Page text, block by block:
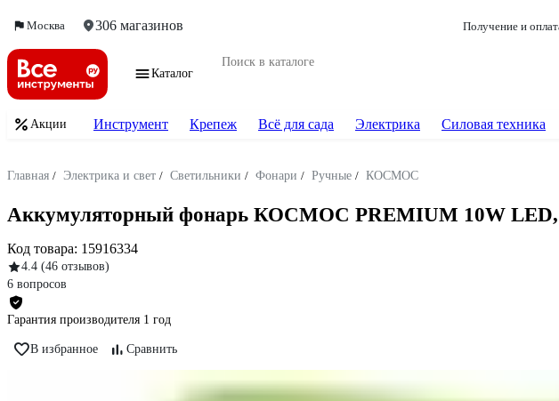
Москва 306 магазинов Получение и
Каталог
Акции Инструмент Крепеж Всё для сада Электрика Силовая техника
Главная / Электрика и свет / Светильники / Фонари / Ручные / КОСМОС
Аккумуляторный фонарь КОСМОС PREMIUM 10W LED,
Код товара: 15916334
4.4 (46 отзывов)
6 вопросов
Гарантия производителя 1 год
В избранное Сравнить